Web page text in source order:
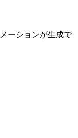
ーションが生成で